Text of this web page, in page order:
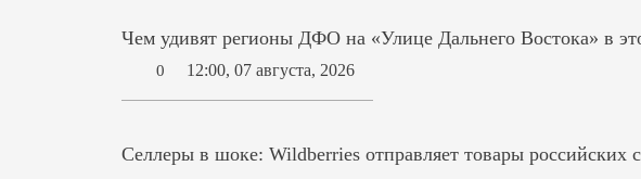
Чем удивят регионы ДФО на «Улице Дальнего Востока» в
0 12:00, 07 августа, 2026
Селлеры в шоке: Wildberries отправляет товары российских